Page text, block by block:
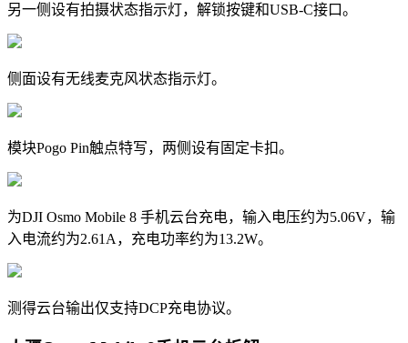
另一侧设有拍摄状态指示灯，解锁按键和USB-C接口。
侧面设有无线麦克风状态指示灯。
模块Pogo Pin触点特写，两侧设有固定卡扣。
为DJI Osmo Mobile 8 手机云台充电，输入电压约为5.06V，输
入电流约为2.61A，充电功率约为13.2W。
测得云台输出仅支持DCP充电协议。